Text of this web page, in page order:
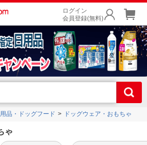
ログイン
会員登録(無料)
品・ドッグフード ドッグウェア・おもちゃ
ゃ